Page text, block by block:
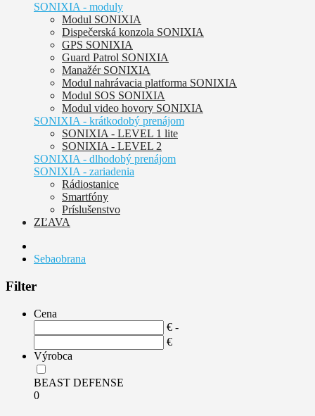
SONIXIA - moduly
Modul SONIXIA
Dispečerská konzola SONIXIA
GPS SONIXIA
Guard Patrol SONIXIA
Manažér SONIXIA
Modul nahrávacia platforma SONIXIA
Modul SOS SONIXIA
Modul video hovory SONIXIA
SONIXIA - krátkodobý prenájom
SONIXIA - LEVEL 1 lite
SONIXIA - LEVEL 2
SONIXIA - dlhodobý prenájom
SONIXIA - zariadenia
Rádiostanice
Smartfóny
Príslušenstvo
ZĽAVA
Sebaobrana
Filter
Cena
€ -
€
Výrobca
BEAST DEFENSE
0